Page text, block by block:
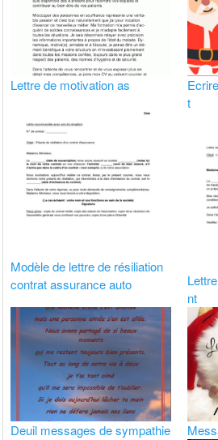
Lettre de motivation as
t
Modèle de lettre de résiliation
contrat assurance auto
nt
Deuil messages de sympathie